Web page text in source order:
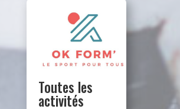
Toutes les
activités